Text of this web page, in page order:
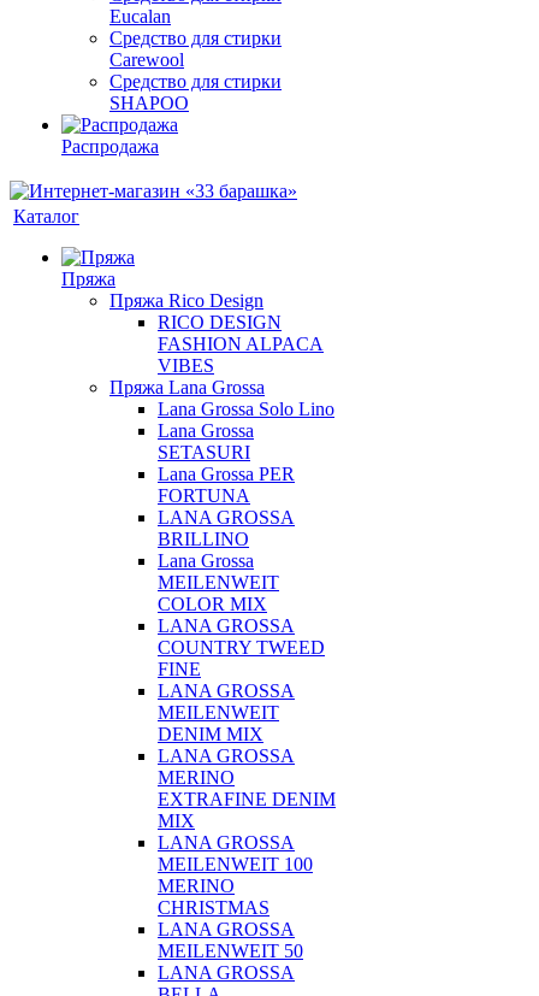
Eucalan
Средство для стирки
Carewool
Средство для стирки
SHAPOO
Распродажа
Каталог
Пряжа
Пряжа Rico Design
RICO DESIGN
FASHION ALPACA
VIBES
Пряжа Lana Grossa
Lana Grossa Solo Lino
Lana Grossa
SETASURI
Lana Grossa PER
FORTUNA
LANA GROSSA
BRILLINO
Lana Grossa
MEILENWEIT
COLOR MIX
LANA GROSSA
COUNTRY TWEED
FINE
LANA GROSSA
MEILENWEIT
DENIM MIX
LANA GROSSA
MERINO
EXTRAFINE DENIM
MIX
LANA GROSSA
MEILENWEIT 100
MERINO
CHRISTMAS
LANA GROSSA
MEILENWEIT 50
LANA GROSSA